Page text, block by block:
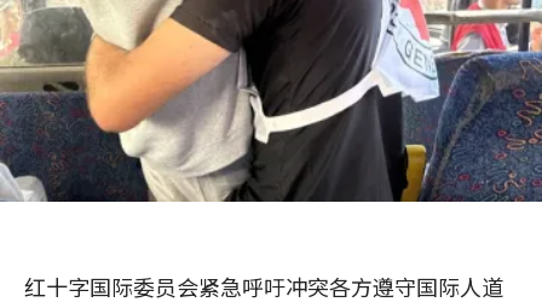
红十字国际委员会紧急呼吁冲突各方遵守国际人道